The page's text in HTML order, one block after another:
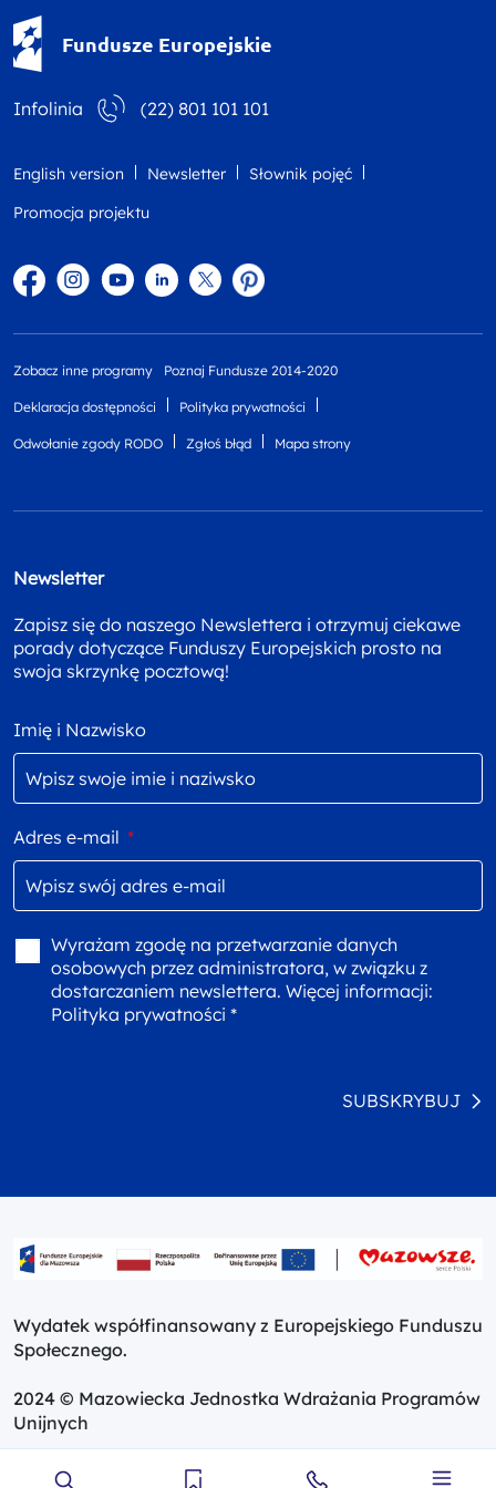
Fundusze Europejskie
Infolinia (22) 801 101 101
English version Newsletter
Słownik pojęć
Promocja projektu
FacebookInstagram
YouTubeLinkedintwitterPinterest
Zobacz inne programy Poznaj Fundusze 2014-2020
Deklaracja dostępności Polityka prywatności
Odwołanie zgody RODO Zgłoś błąd Mapa strony
Newsletter
Zapisz się do naszego Newslettera i otrzymuj ciekawe
porady dotyczące Funduszy Europejskich prosto na
swoja skrzynkę pocztową!
Imię i Nazwisko
Adres e-mail *
Wyrażam zgodę na przetwarzanie danych
osobowych przez administratora, w związku z
dostarczaniem newslettera. Więcej informacji:
Polityka prywatności *
SUBSKRYBUJ
Wydatek współfinansowany z Europejskiego Funduszu
Społecznego.
2024 © Mazowiecka Jednostka Wdrażania Programów
Unijnych